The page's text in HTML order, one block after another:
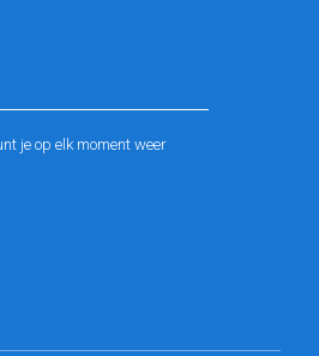
je op elk moment weer